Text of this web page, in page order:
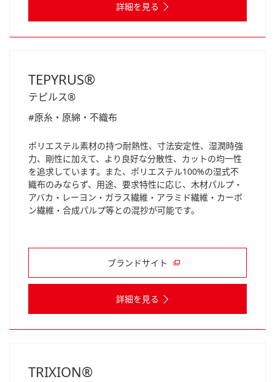
詳細を見る
TEPYRUS®
テピルス®
#原糸・原綿・不織布
ポリエステル素材の持つ耐熱性、寸法安定性、湿潤時強
力、剛性に加えて、より良好な分散性、カットの均一性
を追求しています。また、ポリエステル100%の湿式不
織布のみならず、用途、要求特性に応じ、木材パルプ・
アバカ・レーヨン・ガラス繊維・アラミド繊維・カーボ
ン繊維・合成パルプ等との混抄が可能です。
ブランドサイト
詳細を見る
TRIXION®